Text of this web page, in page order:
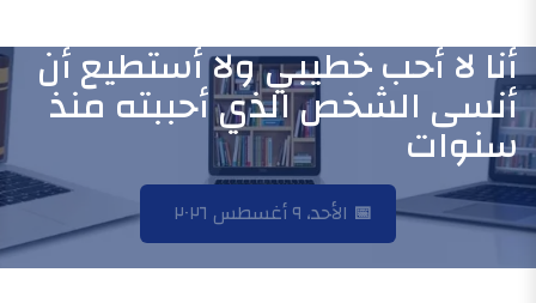
أنا لا أحب خطيبي ولا أستطيع أن
أنسى الشخص الذي أحببته منذ
سنوات
📅 الأحد، ٩ أغسطس ٢٠٢٦
الرئيسية
أنا لا أحب خطيبي ولا أستطيع أن أنسى الشخص الذي أحببته منذ
سنوات